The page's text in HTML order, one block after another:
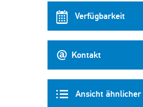
Verfügbarkeit
Kontakt
Ansicht ähnlicher